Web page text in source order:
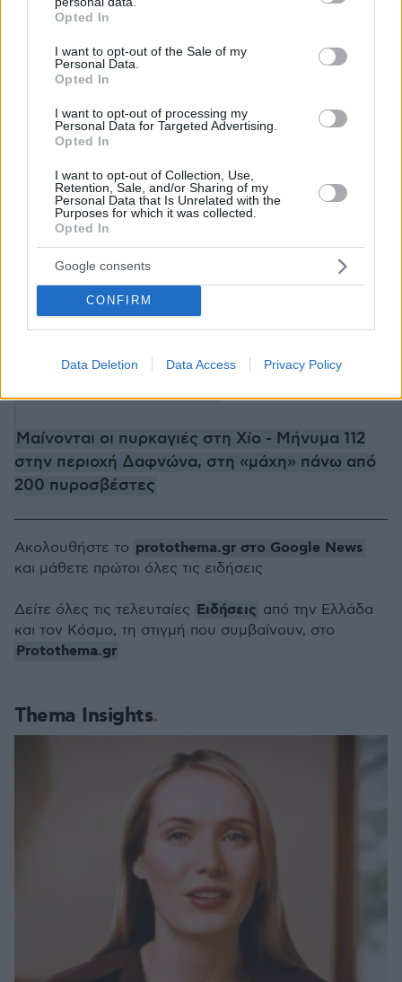
grant or deny consent to Google and its third-party tags to
use your data for below specified purposes in below Google
consent section.
Opted In
I want to opt-out of the Sale of my
Personal Data.
Opted In
I want to opt-out of processing my
Personal Data for Targeted Advertising.
Opted In
I want to opt-out of Collection, Use,
Retention, Sale, and/or Sharing of my
Personal Data that Is Unrelated with the
Purposes for which it was collected.
Opted In
Google consents
CONFIRM
Data Deletion Data Access Privacy Policy
ασθενή και μακάρι να έχουμε στο μέλλον πιο
προσφέρουμε καλύτερη ποιότητα ζωής σε
ακόμη περισσότερους συνανθρώπους μας»
προσθέτει ο κ. Μικρόπουλος.
Ειδήσεις σήμερα:
Προκαλέσαμε «απόλυτο αφανισμό» στις
πυρηνικές εγκαταστάσεις του Ιράν, λέει ο
Τραμπ - H Τεχεράνη απειλεί τις ΗΠΑ με
ανεπανόρθωτες συνέπειες
Λαμία - «Βοήθεια φωνάξτε την αστυνομία», οι
Μαίνονται οι πυρκαγιές στη Χίο - Μήνυμα 112
στην περιοχή Δαφνώνα, στη «μάχη» πάνω από
200 πυροσβέστες
Thema Insights
Ακολουθήστε το protothema.gr στο Google News
και μάθετε πρώτοι όλες τις ειδήσεις
Δείτε όλες τις τελευταίες Ειδήσεις από την Ελλάδα
και τον Κόσμο, τη στιγμή που συμβαίνουν, στο
Protothema.gr